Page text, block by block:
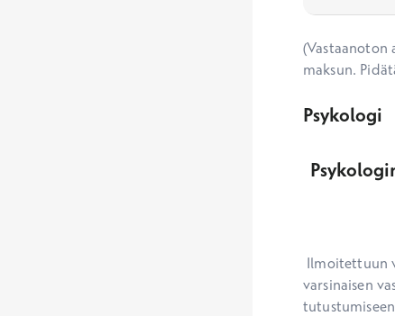
(Vastaanoton
maksun.
Psykologi
varsinaisen